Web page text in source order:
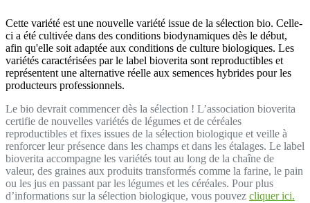
Cette variété est une nouvelle variété issue de la sélection bio. Celle-
ci a été cultivée dans des conditions biodynamiques dès le début,
afin qu'elle soit adaptée aux conditions de culture biologiques. Les
variétés caractérisées par le label bioverita sont reproductibles et
représentent une alternative réelle aux semences hybrides pour les
producteurs professionnels.
Le bio devrait commencer dès la sélection ! L’association bioverita
certifie de nouvelles variétés de légumes et de céréales
reproductibles et fixes issues de la sélection biologique et veille à
renforcer leur présence dans les champs et dans les étalages. Le label
bioverita accompagne les variétés tout au long de la chaîne de
valeur, des graines aux produits transformés comme la farine, le pain
ou les jus en passant par les légumes et les céréales. Pour plus
d’informations sur la sélection biologique, vous pouvez cliquer ici.